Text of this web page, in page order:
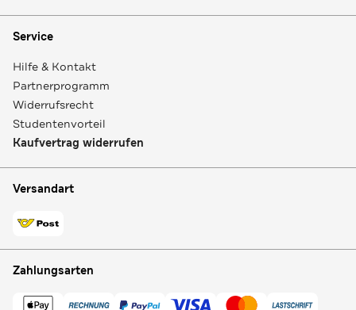
Service
Hilfe & Kontakt
Partnerprogramm
Widerrufsrecht
Studentenvorteil
Kaufvertrag widerrufen
Versandart
Zahlungsarten